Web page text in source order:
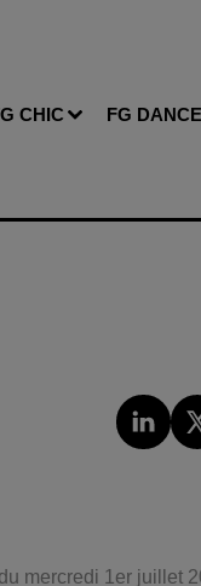
CHIC FG DANCE
mercredi 1er juillet